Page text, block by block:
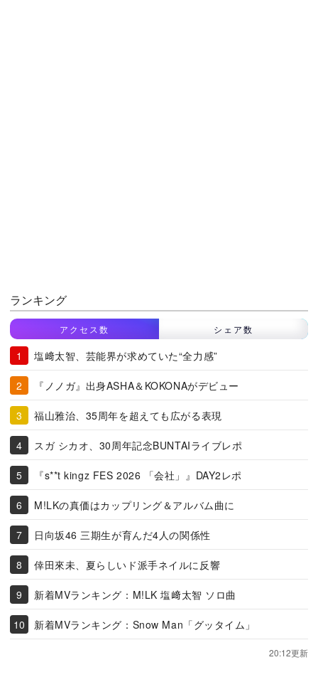
ランキング
アクセス数 シェア数
塩﨑太智、芸能界が求めていた“全力感”
『ノノガ』出身ASHA＆KOKONAがデビュー
福山雅治、35周年を超えても広がる表現
スガ シカオ、30周年記念BUNTAIライブレポ
『s**t kingz FES 2026 「会社」』DAY2レポ
M!LKの真価はカップリング＆アルバム曲に
日向坂46 三期生が育んだ4人の関係性
倖田來未、夏らしいド派手ネイルに反響
新着MVランキング：M!LK 塩﨑太智 ソロ曲
新着MVランキング：Snow Man「グッタイム」
20:12更新